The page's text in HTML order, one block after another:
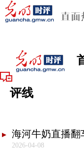
评线
海河牛奶直播翻
2026-04-08